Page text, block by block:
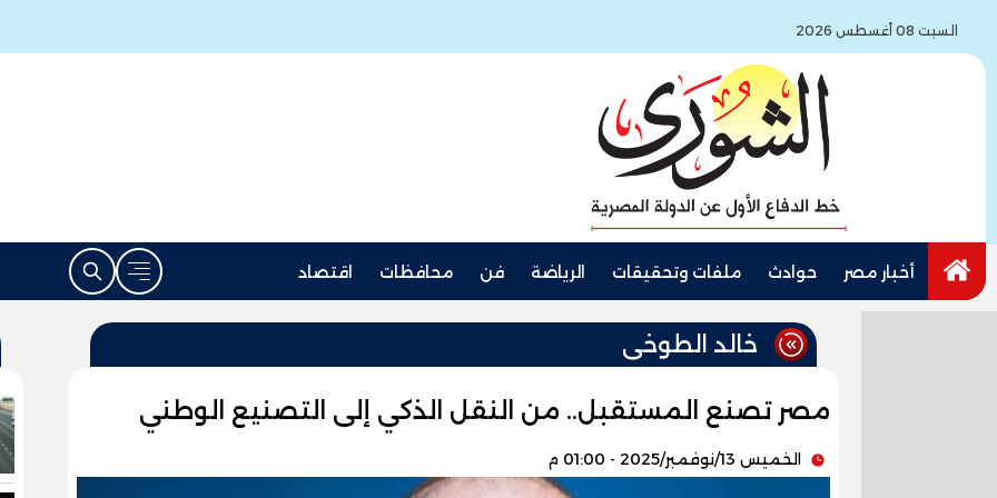
السبت 08 أغسطس 2026
أخبار مصر حوادث ملفات وتحقيقات الرياضة فن محافظات اقتصاد
خالد الطوخى
مصر تصنع المستقبل.. من النقل الذكي إلى التصنيع الوطني
الخميس 13/نوفمبر/2025 - 01:00 م